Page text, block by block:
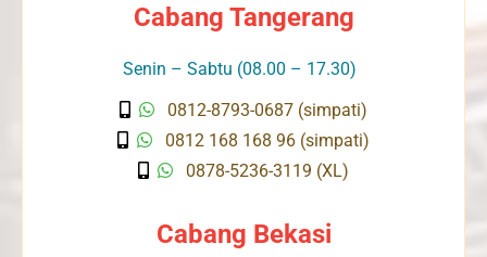
Cabang Tangerang
Senin – Sabtu (08.00 – 17.30)
0812-8793-0687 (simpati)
0812 168 168 96 (simpati)
0878-5236-3119 (XL)
Cabang Bekasi